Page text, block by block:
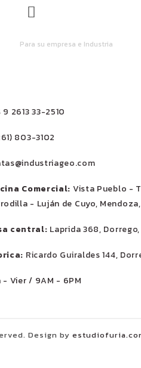
Para su empresa e Industria
9 2613 33-2510
803-3102
Comercial: Vista Pueblo -
- Luján de Cuyo,
central: Laprida 368,
Ricardo Guiraldes 144,
- Vier / 9AM - 6PM
Design by